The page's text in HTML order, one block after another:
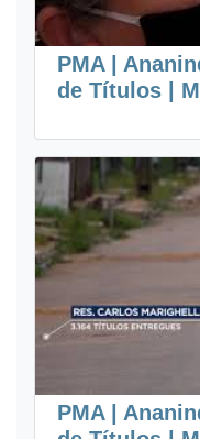
PMA |
de Títulos |
PMA |